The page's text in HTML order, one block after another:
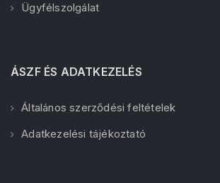
Ügyfélszolgálat
ÁSZF ÉS ADATKEZELÉS
Általános szerződési feltételek
Adatkezelési tájékoztató